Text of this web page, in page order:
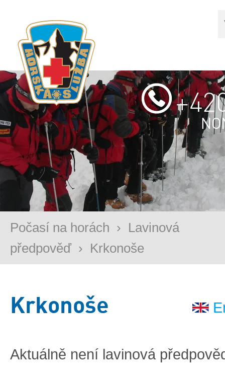
Počasí na horách › Lavinová
předpověď › Krkonoše
Krkonoše
Aktuálně není lavinová